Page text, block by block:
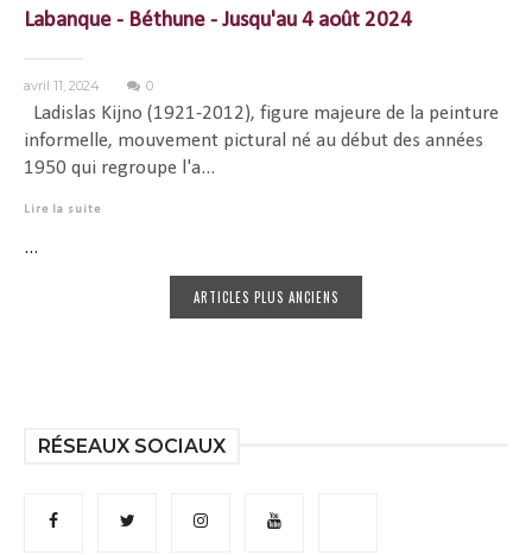
Labanque - Béthune - Jusqu'au 4 août 2024
avril 11, 2024 0
Ladislas Kijno (1921-2012), figure majeure de la peinture
informelle, mouvement pictural né au début des années
1950 qui regroupe l'a...
Lire la suite
...
ARTICLES PLUS ANCIENS
RÉSEAUX SOCIAUX